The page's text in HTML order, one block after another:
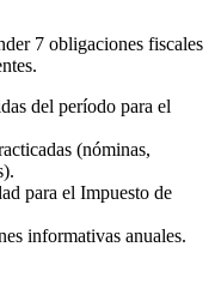
7 obligaciones fiscales
del período para el
(nóminas,
para el Impuesto de
informativas anuales.